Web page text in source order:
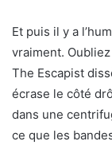
Et puis il y a
vraiment.
The Escapist
écrase le côté
dans une
ce que les